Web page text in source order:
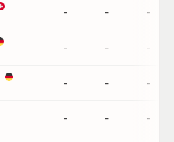
- - -
- - -
- - -
- - -